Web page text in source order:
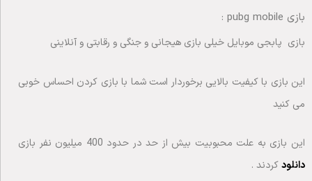
بازی pubg mobile :
بازی پابجی موبایل خیلی بازی هیجانی و جنگی و رقابتی و آنلاینی
این بازی با کیفیت بالایی برخوردار است شما با بازی کردن احساس خوبی
می کنید
این بازی به علت محبوبیت بیش از حد در حدود 400 میلیون نفر بازی
دانلودکردند .